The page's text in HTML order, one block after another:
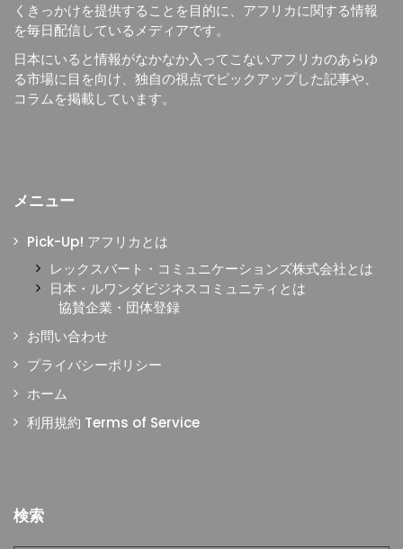
くきっかけを提供することを目的に、 アフリカに関する情報
を毎日配信しているメディアです。
日本にいると情報がなかなか入ってこないアフリカのあらゆ
る市場に目を向け、独自の視点でピックアップした記事や、
コラムを掲載しています。
メニュー
Pick-Up! アフリカとは
レックスバート・コミュニケーションズ株式会社とは
日本・ルワンダビジネスコミュニティとは
協賛企業・団体登録
お問い合わせ
プライバシーポリシー
ホーム
利用規約 Terms of Service
検索